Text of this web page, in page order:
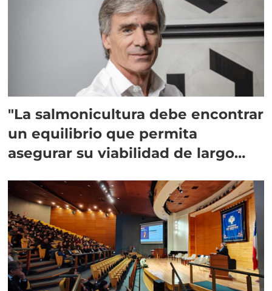
"La salmonicultura debe encontrar
un equilibrio que permita
asegurar su viabilidad de largo